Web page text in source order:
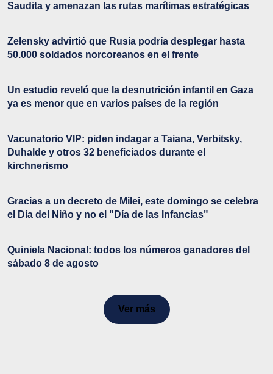
Saudita y amenazan las rutas marítimas estratégicas
Zelensky advirtió que Rusia podría desplegar hasta
50.000 soldados norcoreanos en el frente
Un estudio reveló que la desnutrición infantil en Gaza
ya es menor que en varios países de la región
Vacunatorio VIP: piden indagar a Taiana, Verbitsky,
Duhalde y otros 32 beneficiados durante el
kirchnerismo
Gracias a un decreto de Milei, este domingo se celebra
el Día del Niño y no el "Día de las Infancias"
Quiniela Nacional: todos los números ganadores del
sábado 8 de agosto
Ver más